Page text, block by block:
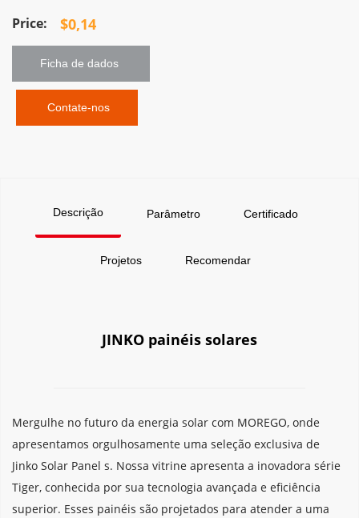
$0,14
Ficha de dados
Contate-nos
Descrição Parâmetro Certificado
Projetos Recomendar
JINKO painéis solares
Mergulhe no futuro da energia solar com MOREGO, onde
apresentamos orgulhosamente uma seleção exclusiva de
Jinko Solar Panel s. Nossa vitrine apresenta a inovadora série
Tiger, conhecida por sua tecnologia avançada e eficiência
superior. Esses painéis são projetados para atender a uma